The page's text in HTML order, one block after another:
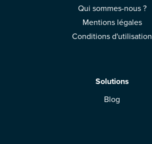
Qui sommes-nous ?
Mentions légales
Conditions d'utilisation
Solutions
Blog